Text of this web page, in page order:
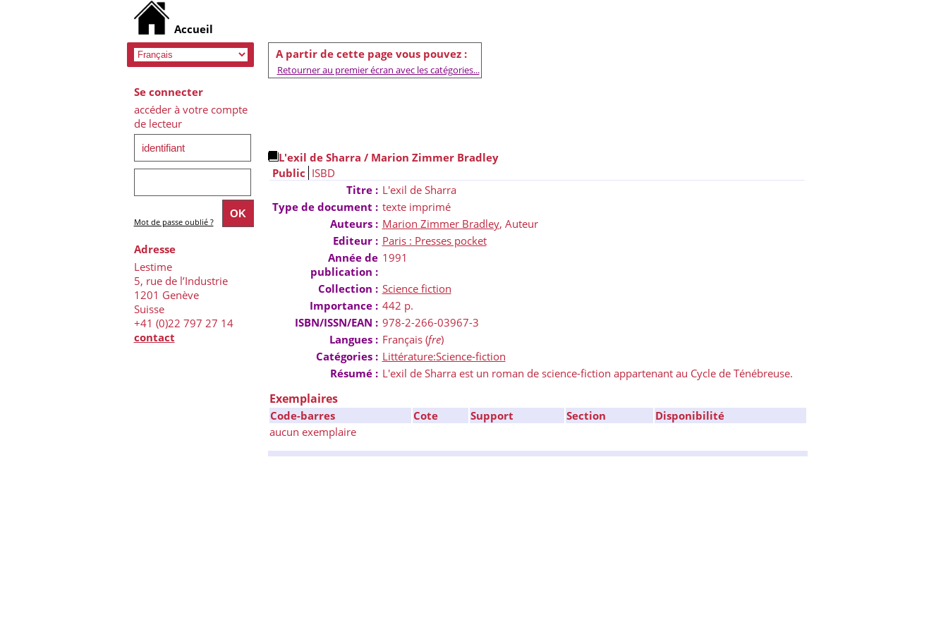
A partir de cette page vous pouvez :
Retourner au premier écran avec les catégories...
L'exil de Sharra / Marion Zimmer Bradley
Public ISBD
Titre : L'exil de Sharra
Type de document : texte imprimé
Auteurs : Marion Zimmer Bradley, Auteur
Editeur : Paris : Presses pocket
Année de
publication :
1991
Collection : Science fiction
Importance : 442 p.
ISBN/ISSN/EAN : 978-2-266-03967-3
Langues : Français (fre)
Catégories : Littérature:Science-fiction
Résumé : L'exil de Sharra est un roman de science-fiction appartenant au Cycle de Ténébreuse.
Exemplaires
Code-barres Cote Support Section
Disponibilité
aucun exemplaire
Se connecter
accéder à votre compte
de lecteur
Mot de passe oublié ?
Adresse
Lestime
5, rue de l’Industrie
1201 Genève
Suisse
+41 (0)22 797 27 14
contact